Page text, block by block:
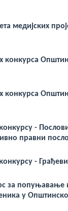
медијских
конкурса
конкурса
-
правни
-
за попуњавање
у